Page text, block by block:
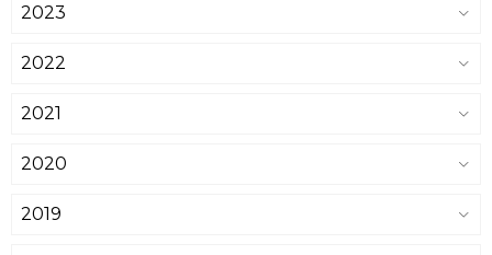
2023
2022
2021
2020
2019